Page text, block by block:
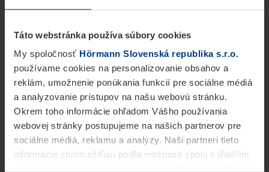
Táto webstránka používa súbory cookies
My spoločnosť Hörmann Slovenská republika s.r.o.
používame cookies na personalizovanie obsahov a
reklám, umožnenie ponúkania funkcií pre sociálne médiá
a analyzovanie prístupov na našu webovú stránku.
Okrem toho informácie ohľadom Vášho používania
webovej stránky postupujeme na našich partnerov pre
sociálne médiá, reklamu a analýzy. Naši partneri tieto
informácie zhromažďujú podľa možnosti spolu s ďalšími